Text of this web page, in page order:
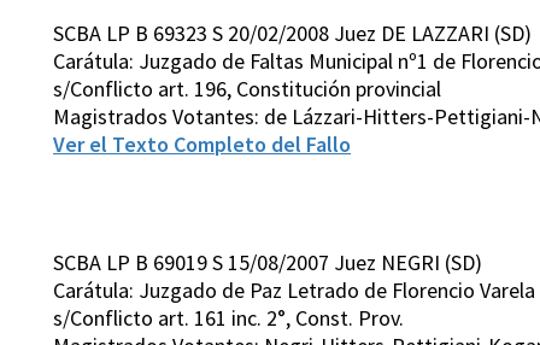
SCBA LP B 69323 S 20/02/2008 Juez DE LAZZARI (SD)
Carátula: Juzgado de Faltas Municipal nº1 de
s/Conflicto art. 196, Constitución provincial
Magistrados Votantes: de Lázzari-Hitters-Pettigiani-
Ver el Texto Completo del Fallo
SCBA LP B 69019 S 15/08/2007 Juez NEGRI (SD)
Carátula: Juzgado de Paz Letrado de Florencio
s/Conflicto art. 161 inc. 2°, Const. Prov.